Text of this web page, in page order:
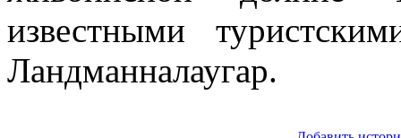
известными
Ландманналаугар.